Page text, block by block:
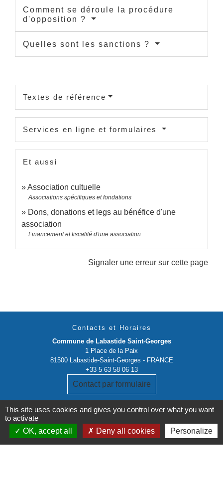
Comment se déroule la procédure
d'opposition ?
Quelles sont les sanctions ?
Textes de référence
Services en ligne et formulaires
Et aussi
Association cultuelle
Associations spécifiques et fondations
Dons, donations et legs au bénéfice d'une
association
Financement et fiscalité d'une association
Signaler une erreur sur cette page
Contacts et Horaires
Commune de Labastide Saint-Georges
1 Place de la Paix
81500 Labastide-Saint-Georges - FRANCE
+33 5 63 58 06 13
Contact par formulaire
This site uses cookies and gives you control over what you want
to activate
OK, accept all
Deny all cookies Personalize